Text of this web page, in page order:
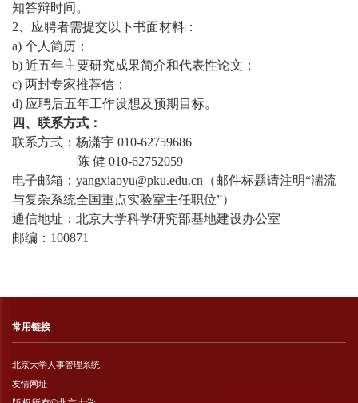
知答辩时间。
2、应聘者需提交以下书面材料：
a) 个人简历；
b) 近五年主要研究成果简介和代表性论文；
c) 两封专家推荐信；
d) 应聘后五年工作设想及预期目标。
四、联系方式：
联系方式：杨潇宇 010-62759686
陈 健 010-62752059
电子邮箱：yangxiaoyu@pku.edu.cn（邮件标题请注明“湍流
与复杂系统全国重点实验室主任职位”）
通信地址：北京大学科学研究部基地建设办公室
邮编：100871
常用链接
北京大学人事管理系统
友情网址